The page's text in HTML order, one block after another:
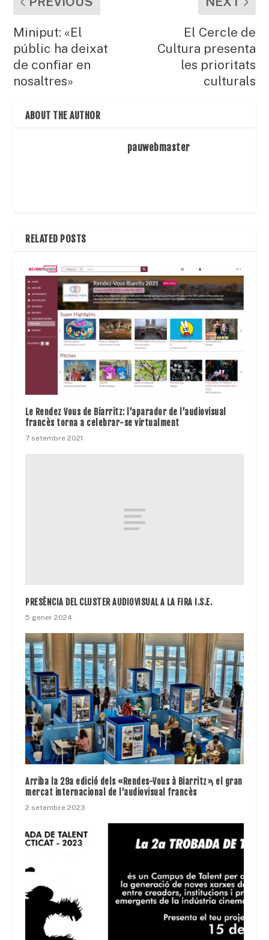
Miniput: «El
públic ha deixat
de confiar en
nosaltres»
El Cercle de
Cultura presenta
les prioritats
culturals
ABOUT THE AUTHOR
pauwebmaster
RELATED POSTS
Le Rendez Vous de Biarritz: l’aparador de l’audiovisual
francès torna a celebrar-se virtualment
7 setembre 2021
PRESÈNCIA DEL CLUSTER AUDIOVISUAL A LA FIRA I.S.E.
5 gener 2024
Arriba la 29a edició dels «Rendes-Vous à Biarritz», el gran
mercat internacional de l’audiovisual francès
2 setembre 2023